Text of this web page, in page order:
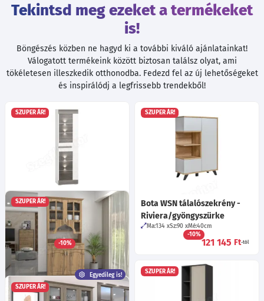
Tekintsd meg ezeket a termékeket
is!
Böngészés közben ne hagyd ki a további kiváló ajánlatainkat!
Válogatott termékeink között biztosan találsz olyat, ami
tökéletesen illeszkedik otthonodba. Fedezd fel az új lehetőségeket
és inspirálódj a legfrissebb trendekből!
SZUPER ÁR!
Blondina 201 tálalószekrény -
Havas fenyő/new grey
Ma:202 Sz:55 Mé:42
Választható nyitás!
-10%
115 115 -tól
SZUPER ÁR!
Bota WSN tálalószekrény -
Riviera/gyöngyszürke
Ma:134 Sz:90 Mé:40cm
-10%
121 145 Ft-tól
SZUPER ÁR!
Egyedileg is!
Emese Tálaló 90
SZUPER ÁR!
SZUPER ÁR!